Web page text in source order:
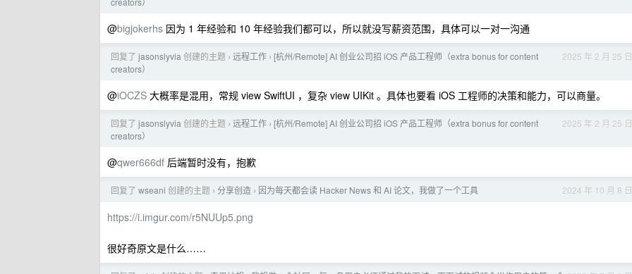
@bigjokerhs 因为 1 年经验和 10 年经验我们都可以，所以就没写薪资范围，具体可以一对一沟通
2025 年 2 月 25 日
回复了 jasonslyvia 创建的主题 › 远程工作 › [杭州/Remote] AI 创业公司招 iOS 产品工程师（extra bonus for content
creators）
@iOCZS 大概率是混用，常规 view SwiftUI ，复杂 view UIKit 。具体也要看 iOS 工程师的决策和能力，可以商量。
2025 年 2 月 25 日
回复了 jasonslyvia 创建的主题 › 远程工作 › [杭州/Remote] AI 创业公司招 iOS 产品工程师（extra bonus for content
creators）
@qwer666df 后端暂时没有，抱歉
2024 年 10 月 8 日
回复了 wseani 创建的主题 › 分享创造 › 因为每天都会读 Hacker News 和 AI 论文，我做了一个工具
https://i.imgur.com/r5NUUp5.png
很好奇原文是什么……